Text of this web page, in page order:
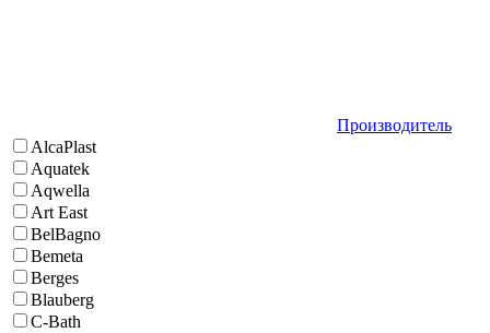
Производитель
AlcaPlast
Aquatek
Aqwella
Art East
BelBagno
Bemeta
Berges
Blauberg
C-Bath